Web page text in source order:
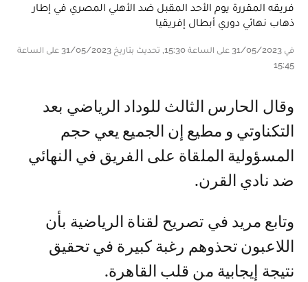
فريقه المقررة يوم الأحد المقبل ضد الأهلي المصري في إطار
ذهاب نهائي دوري أبطال إفريقيا
في 31/05/2023 على الساعة 15:30, تحديث بتاريخ 31/05/2023 على الساعة
15:45
و قال الحارس الثالث للوداد الرياضي بعد
التكناوتي و مطيع إن الجميع يعي حجم
المسؤولية الملقاة على الفريق في النهائي
ضد نادي القرن.
وتابع مريد في تصريح لقناة الرياضية بأن
اللاعبون تحذوهم رغبة كبيرة في تحقيق
نتيجة إيجابية من قلب القاهرة.